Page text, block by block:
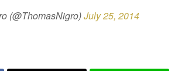
(@ThomasNigro)July 25, 2014